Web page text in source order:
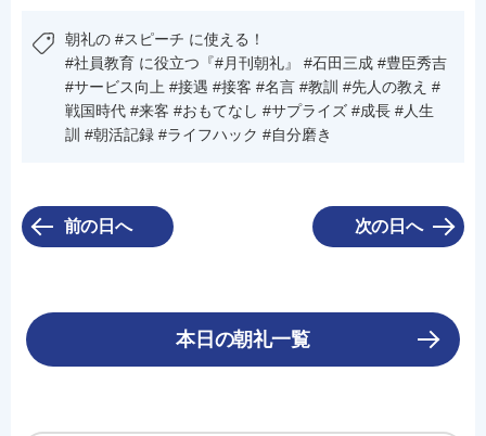
朝礼の #スピーチ に使える！
#社員教育 に役立つ『#月刊朝礼』 #石田三成 #豊臣秀吉
#サービス向上 #接遇 #接客 #名言 #教訓 #先人の教え #
戦国時代 #来客 #おもてなし #サプライズ #成長 #人生
訓 #朝活記録 #ライフハック #自分磨き
前の日へ 次の日へ
本日の朝礼一覧